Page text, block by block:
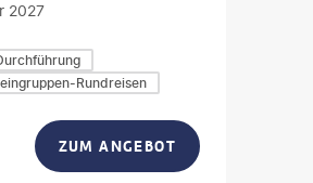
2027
Rundreisen
ZUM ANGEBOT